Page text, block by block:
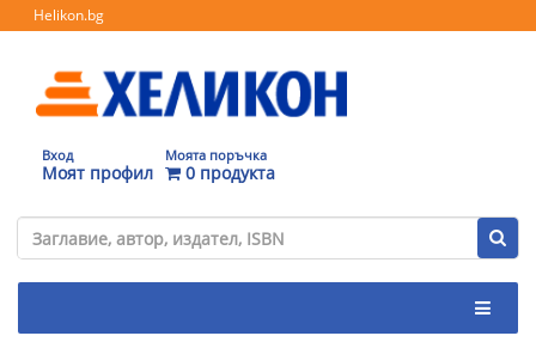
Helikon.bg
Вход
Моят профил
Моята поръчка
0 продукта